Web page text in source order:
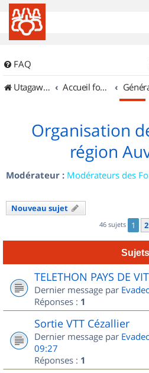
FAQ
UtagawaVTT (Randos VTT et VTTAE avec traces GPS)
Accueil forum
Organisation
région
Modérateur : Modérateurs des
Nouveau sujet
46 sujets 1 2
Sujets
TELETHON PAYS DE
Dernier message par
Réponses : 1
Sortie VTT Cézallier
Dernier message par
09:27
Réponses : 1